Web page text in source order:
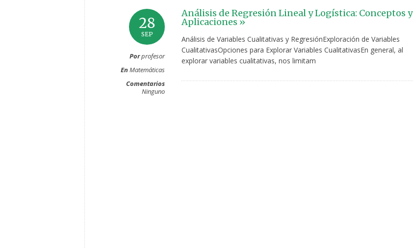
28
SEP
Porprofesor
EnMatemáticas
Comentarios
Ninguno
Análisis de Regresión Lineal y Logística: Conceptos y
Aplicaciones »
Análisis de Variables Cualitativas y RegresiónExploración de Variables
CualitativasOpciones para Explorar Variables CualitativasEn general, al
explorar variables cualitativas, nos limitam